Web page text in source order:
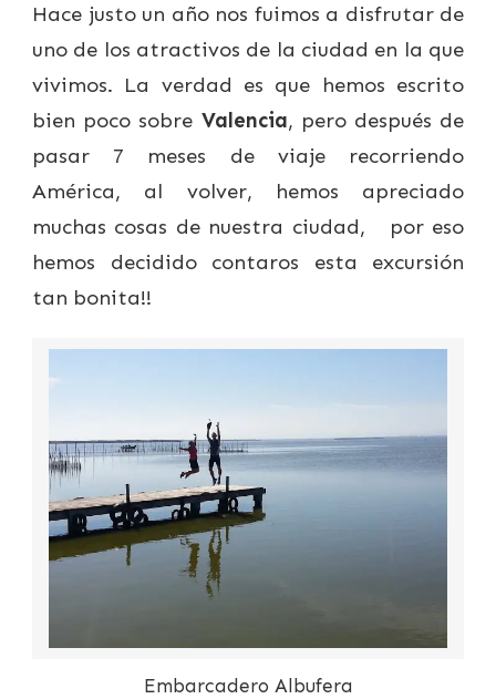
BICI
LA
ALBUFERA
VALENCIA
Hace justo un año nos fuimos a disfrutar de
uno de los atractivos de la ciudad en la que
vivimos. La verdad es que hemos escrito
bien poco sobre Valencia, pero después de
pasar 7 meses de viaje recorriendo
América, al volver, hemos apreciado
muchas cosas de nuestra ciudad, por eso
hemos decidido contaros esta excursión
tan bonita!!
Embarcadero Albufera